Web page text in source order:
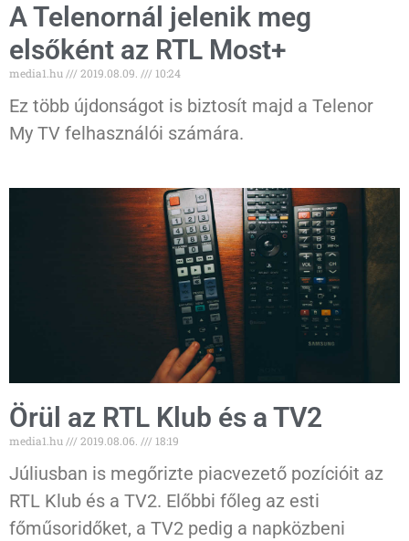
A Telenornál jelenik meg
elsőként az RTL Most+
media1.hu 2019.08.09. 10:24
Ez több újdonságot is biztosít majd a Telenor
My TV felhasználói számára.
Örül az RTL Klub és a TV2
media1.hu 2019.08.06. 18:19
Júliusban is megőrizte piacvezető pozícióit az
RTL Klub és a TV2. Előbbi főleg az esti
főműsoridőket, a TV2 pedig a napközbeni